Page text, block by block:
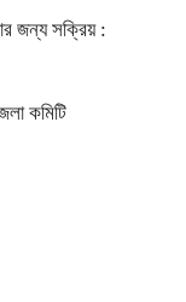
জন্য সক্রিয় :
কমিটি